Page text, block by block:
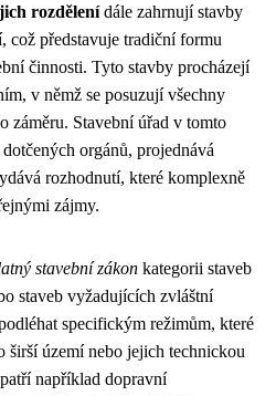
rozdělenídále zahrnují stavby
což představuje tradiční formu
činnosti. Tyto stavby procházejí
v němž se posuzují všechny
záměru. Stavební úřad v tomto
orgánů, projednává
rozhodnutí, které komplexně
zájmy.
stavební zákon kategorii staveb
staveb vyžadujících zvláštní
specifickým režimům, které
území nebo jejich technickou
například dopravní